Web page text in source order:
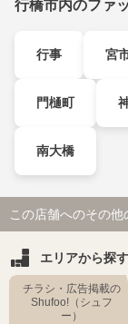
行橋市内のファ
行事 宮
門樋町
南大橋
この店舗へのその他
エリアから探す
チラシ・広告掲載の
Shufoo!（シュフ
ー）